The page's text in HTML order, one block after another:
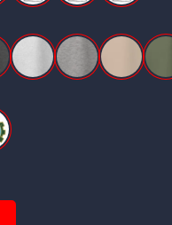
Foncé Chiné
Gris PinchardGris SportSable
R